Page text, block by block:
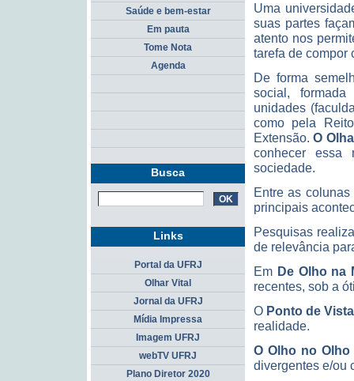
Uma
suas partes
atento nos
tarefa de compor
De forma
social,
unidades
como pela
Extensão.O
conhecer essa
sociedade.
Entre as
principais
Pesquisas
de relevância
Em De Olhona
recentes, sob a
O Ponto de Vista
realidade.
O Olho no Olho
divergentes e/ou
Saúde e bem-estar
Em pauta
Tome Nota
Agenda
Busca
Links
Portal da UFRJ
Olhar Vital
Jornal da UFRJ
Mídia Impressa
Imagem UFRJ
webTV UFRJ
Plano Diretor 2020